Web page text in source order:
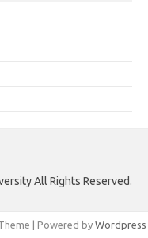
All Rights Reserved.
| Powered by Wordpress